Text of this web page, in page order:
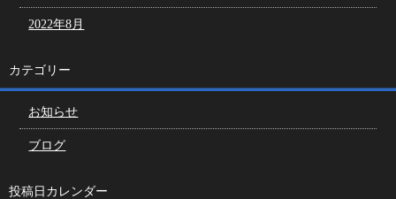
2022年8月
カテゴリー
お知らせ
ブログ
投稿日カレンダー